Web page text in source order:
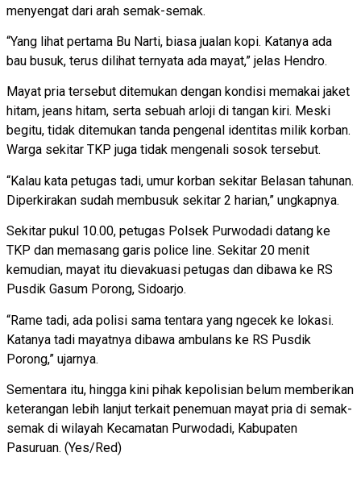
menyengat dari arah semak-semak.
“Yang lihat pertama Bu Narti, biasa jualan kopi. Katanya ada
bau busuk, terus dilihat ternyata ada mayat,” jelas Hendro.
Mayat pria tersebut ditemukan dengan kondisi memakai jaket
hitam, jeans hitam, serta sebuah arloji di tangan kiri. Meski
begitu, tidak ditemukan tanda pengenal identitas milik korban.
Warga sekitar TKP juga tidak mengenali sosok tersebut.
“Kalau kata petugas tadi, umur korban sekitar Belasan tahunan.
Diperkirakan sudah membusuk sekitar 2 harian,” ungkapnya.
Sekitar pukul 10.00, petugas Polsek Purwodadi datang ke
TKP dan memasang garis police line. Sekitar 20 menit
kemudian, mayat itu dievakuasi petugas dan dibawa ke RS
Pusdik Gasum Porong, Sidoarjo.
“Rame tadi, ada polisi sama tentara yang ngecek ke lokasi.
Katanya tadi mayatnya dibawa ambulans ke RS Pusdik
Porong,” ujarnya.
Sementara itu, hingga kini pihak kepolisian belum memberikan
keterangan lebih lanjut terkait penemuan mayat pria di semak-
semak di wilayah Kecamatan Purwodadi, Kabupaten
Pasuruan. (Yes/Red)